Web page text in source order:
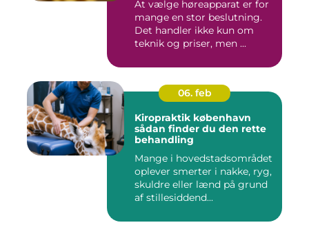
At vælge høreapparat er for
mange en stor beslutning.
Det handler ikke kun om
teknik og priser, men ...
06. feb
Kiropraktik københavn
sådan finder du den rette
behandling
Mange i hovedstadsområdet
oplever smerter i nakke, ryg,
skuldre eller lænd på grund
af stillesiddend...